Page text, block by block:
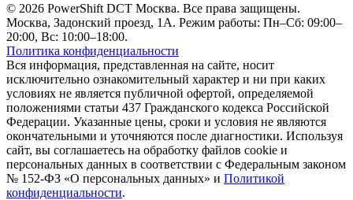
© 2026 PowerShift DCT Москва. Все права защищены.
Москва, Задонский проезд, 1А. Режим работы: Пн–Сб: 09:00–
20:00, Вс: 10:00–18:00.
Политика конфиденциальности
Вся информация, представленная на сайте, носит
исключительно ознакомительный характер и ни при каких
условиях не является публичной офертой, определяемой
положениями статьи 437 Гражданского кодекса Российской
Федерации. Указанные цены, сроки и условия не являются
окончательными и уточняются после диагностики. Используя
сайт, вы соглашаетесь на обработку файлов cookie и
персональных данных в соответствии с Федеральным законом
№ 152-ФЗ «О персональных данных» и Политикой
конфиденциальности.